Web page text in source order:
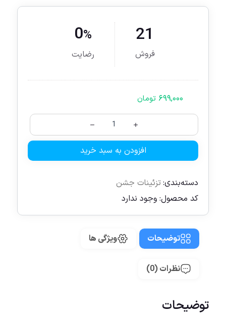
21
فروش
0%
رضایت
۶۹۹,۰۰۰ تومان
افزودن به سبد خرید
دسته‌بندی:تزئینات جشن
کد محصول: وجود ندارد
توضیحات ویژگی ها
نظرات (0)
توضیحات